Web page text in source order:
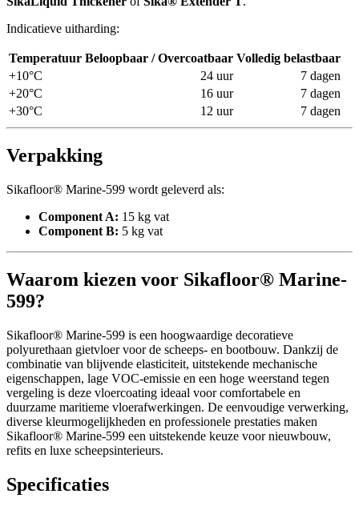
Indicatieve uitharding:
Temperatuur Beloopbaar / Overcoatbaar Volledig belastbaar
+10°C
24 uur
7 dagen
+20°C
16 uur
7 dagen
+30°C
12 uur 7 dagen
Verpakking
Sikafloor® Marine-599 wordt geleverd als:
Component A: 15 kg vat
Component B: 5 kg vat
Waarom kiezen voor Sikafloor® Marine-
599?
Sikafloor® Marine-599 is een hoogwaardige decoratieve
polyurethaan gietvloer voor de scheeps- en bootbouw. Dankzij de
combinatie van blijvende elasticiteit, uitstekende mechanische
eigenschappen, lage VOC-emissie en een hoge weerstand tegen
vergeling is deze vloercoating ideaal voor comfortabele en
duurzame maritieme vloerafwerkingen. De eenvoudige verwerking,
diverse kleurmogelijkheden en professionele prestaties maken
Sikafloor® Marine-599 een uitstekende keuze voor nieuwbouw,
refits en luxe scheepsinterieurs.
Specificaties